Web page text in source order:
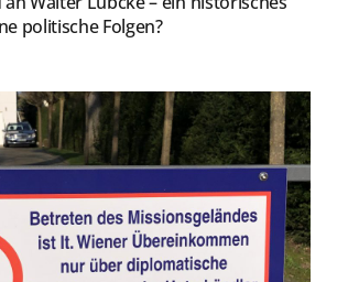
politische Folgen?